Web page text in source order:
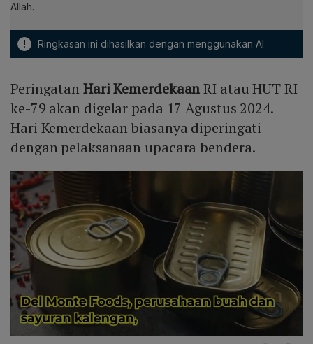
Allah.
! Ringkasan ini dihasilkan dengan menggunakan AI
Peringatan Hari KemerdekaanRI atau HUT RI
ke-79 akan digelar pada 17 Agustus 2024.
Hari Kemerdekaan biasanya diperingati
dengan pelaksanaan upacara bendera.